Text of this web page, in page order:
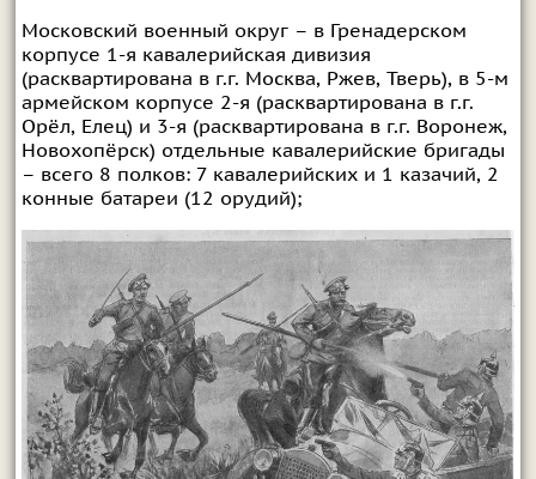
Московский военный округ – в Гренадерском
корпусе 1-я кавалерийская дивизия
(расквартирована в г.г. Москва, Ржев, Тверь), в 5-м
армейском корпусе 2-я (расквартирована в г.г.
Орёл, Елец) и 3-я (расквартирована в г.г. Воронеж,
Новохопёрск) отдельные кавалерийские бригады
– всего 8 полков: 7 кавалерийских и 1 казачий, 2
конные батареи (12 орудий);